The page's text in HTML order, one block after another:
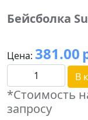
Бейсболка
Цена: 381.00
В
*Стоимость
запросу